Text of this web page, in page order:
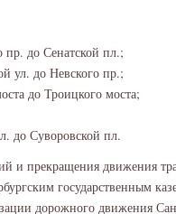
до Сенатской пл.;
ул. до Невского пр.;
до Троицкого моста;
до Суворовской пл.
и прекращения движения
государственным
дорожного движения